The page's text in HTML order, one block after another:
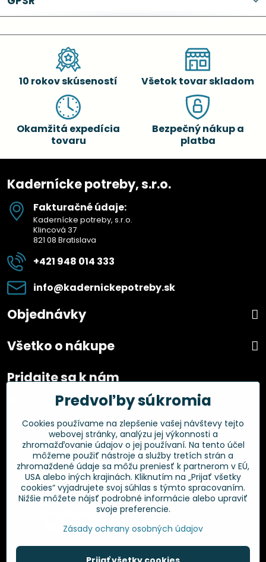
10 rokov skúseností Všetok tovar skladom
Okamžitá expedícia
tovaru
Bezpečný nákup a
platba
Kadernícke potreby, s.r.o.
Fakturačné údaje:
Kadernícke potreby, s.r.o.
Klincová 37
821 08 Bratislava
+421 948 014 333
info​@kadernickepotreby​.sk
Objednávky
Všetko o nákupe
Pridajte sa k nám
Facebook
Overené zákazníkmi
Predvoľby súkromia
Cookies používame na zlepšenie vašej návštevy tejto
webovej stránky, analýzu jej výkonnosti a
zhromažďovanie údajov o jej používaní. Na tento účel
môžeme použiť nástroje a služby tretích strán a
zhromaždené údaje sa môžu preniesť k partnerom v EÚ,
USA alebo iných krajinách. Kliknutím na „Prijať všetky
cookies“ vyjadrujete svoj súhlas s týmto spracovaním.
Nižšie môžete nájsť podrobné informácie alebo upraviť
svoje preferencie.
Zásady ochrany osobných údajov